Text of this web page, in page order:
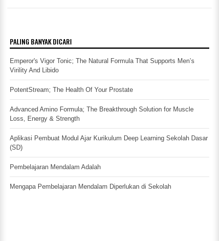
PALING BANYAK DICARI
Emperor's Vigor Tonic; The Natural Formula That Supports Men’s
Virility And Libido
PotentStream; The Health Of Your Prostate
Advanced Amino Formula; The Breakthrough Solution for Muscle
Loss, Energy & Strength
Aplikasi Pembuat Modul Ajar Kurikulum Deep Learning Sekolah Dasar
(SD)
Pembelajaran Mendalam Adalah
Mengapa Pembelajaran Mendalam Diperlukan di Sekolah